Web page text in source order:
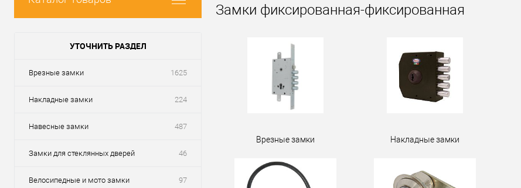
УТОЧНИТЬ РАЗДЕЛ
Врезные замки 1625
Накладные замки 224
Навесные замки 487
Замки для стеклянных дверей 46
Велосипедные и мото замки 97
Замки фиксированная-фиксированная
Врезные замки Накладные замки